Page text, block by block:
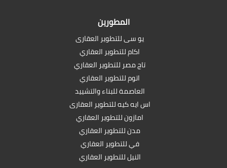
المطورين
يو سى للتطوير العقارى
اكام للتطوير العقاري
تاج مصر للتطوير العقاري
اتوم للتطوير العقاري
العاصمة للبناء والتشييد
اس ايه كيه للتطوير العقارى
امازون للتطوير العقاري
مدن للتطوير العقاري
في للتطوير العقاري
النيل للتطوير العقاري